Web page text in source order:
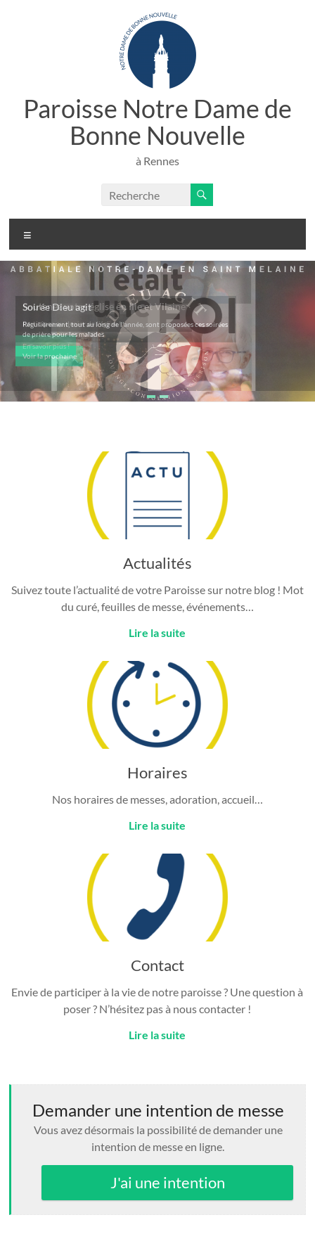
Paroisse Notre Dame de
Bonne Nouvelle
à Rennes
Soirée Dieu agit
Régulièrement, tout au long de l'année, sont proposées ces soirées
de prière pour les malades
Voir la prochaine
Actualités
Suivez toute l’actualité de votre Paroisse sur notre blog ! Mot
du curé, feuilles de messe, événements…
Lire la suite
Horaires
Nos horaires de messes, adoration, accueil…
Lire la suite
Contact
Envie de participer à la vie de notre paroisse ? Une question à
poser ? N’hésitez pas à nous contacter !
Lire la suite
Demander une intention de messe
Vous avez désormais la possibilité de demander une
intention de messe en ligne.
J'ai une intention